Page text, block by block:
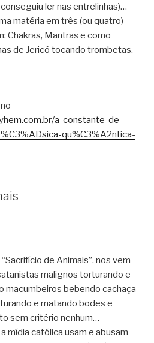
ler nas entrelinhas)…
matéria em três (ou quatro)
Chakras, Mantras e como
de Jericó tocando trombetas.
a-constante-de-
qu%C3%A2ntica-
de Animais”, nos vem
malignos torturando e
macumbeiros bebendo cachaça
e matando bodes e
sem critério nenhum…
mídia católica usam e abusam